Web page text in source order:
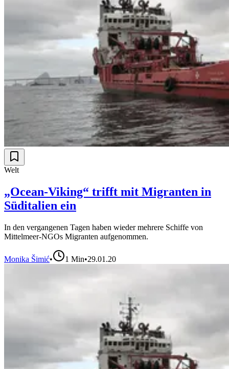
Welt
„Ocean-Viking“ trifft mit Migranten in
Süditalien ein
In den vergangenen Tagen haben wieder mehrere Schiffe von
Mittelmeer-NGOs Migranten aufgenommen.
Monika Šimić• 1 Min•29.01.20